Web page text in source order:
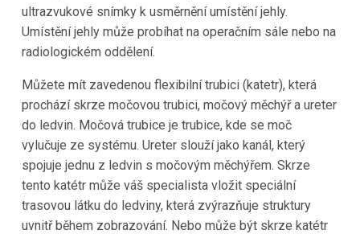
ultrazvukové snímky k usměrnění umístění jehly.
Umístění jehly může probíhat na operačním sále nebo na
radiologickém oddělení.
Můžete mít zavedenou flexibilní trubici (katetr), která
prochází skrze močovou trubici, močový měchýř a ureter
do ledvin. Močová trubice je trubice, kde se moč
vylučuje ze systému. Ureter slouží jako kanál, který
spojuje jednu z ledvin s močovým měchýřem. Skrze
tento katétr může váš specialista vložit speciální
trasovou látku do ledviny, která zvýrazňuje struktury
uvnitř během zobrazování. Nebo může být skrze katétr